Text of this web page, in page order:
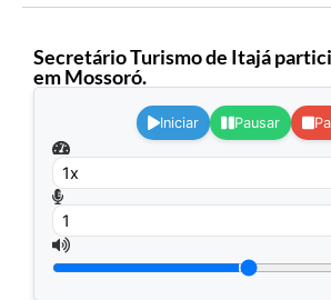
Secretário Turismo de Itajá
em Mossoró.
Iniciar Pausar